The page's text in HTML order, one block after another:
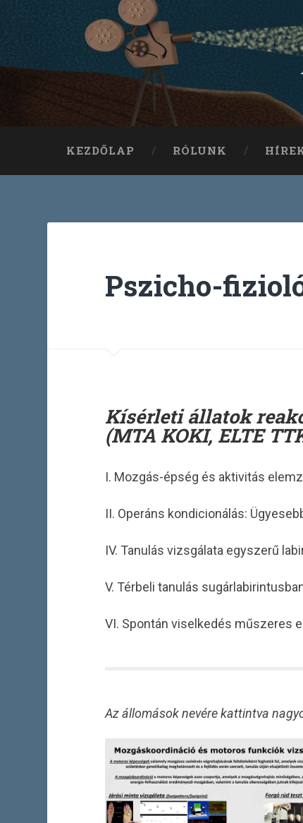
KEZDŐLAP RÓLUNK
Pszicho-
Kísérleti állatok
(MTA KOKI, ELTE
I. Mozgás-épség és aktivitás
II. Operáns kondicionálás:
IV. Tanulás vizsgálata egyszerű
V. Térbeli tanulás
VI. Spontán viselkedés műszeres
Az állomások nevére kattintva